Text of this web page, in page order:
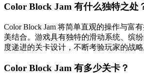
Color Block Jam 有什么独特之处
Color Block Jam 将简单直观的操作与富
美结合。游戏具有独特的滑动系统、缤
度递进的关卡设计，不断考验玩家的战略
Color Block Jam 有多少关卡？